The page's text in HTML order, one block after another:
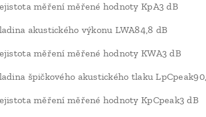
měření měřené hodnoty KpA3 dB
akustického výkonu LWA84,8 dB
měření měřené hodnoty KWA3 dB
špičkového akustického tlaku
měření měřené hodnoty KpCpeak3 dB